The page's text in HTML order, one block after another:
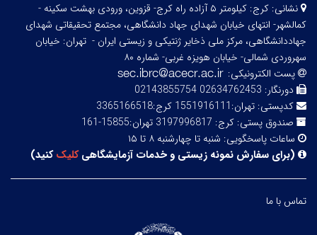
نشانی:
کرج: کیلومتر ۵ آزاده راه کرج- قزوین، ورودی بهشت سکینه -
کمالشهر- انتهای خیابان شهدای جهاد دانشگاهی، مجتمع تحقیقاتی شهدای
جهاددانشگاهی، مرکز ملی ذخایر ژنتیکی و زیستی ایران - تهران: خیابان
سهروردی شمالی- خیابان هویزه غربی- شماره ۸۰
پست الکترونیکی:
دورنگار: 02634762453 02143855754
کدپستی: تهران:1551916111 کرج:3365166518
صندوق پستی: کرج: 3197996817 تهران:15855-161
ساعات پاسخگویی: شنبه تا چهارشنبه ۸ تا ۱۵
(برای سفارش نمونه زیستی و خدمات آزمایشگاهیکلیککنید)
تماس با ما